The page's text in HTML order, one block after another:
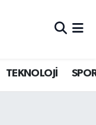
TEKNOLOJİ